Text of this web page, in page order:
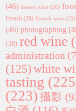
(46) dessert wine (26)
French (28) French wine (25)
(46) photographing
(38) red wine
administration
(125) white
tasting
(223) 攝影